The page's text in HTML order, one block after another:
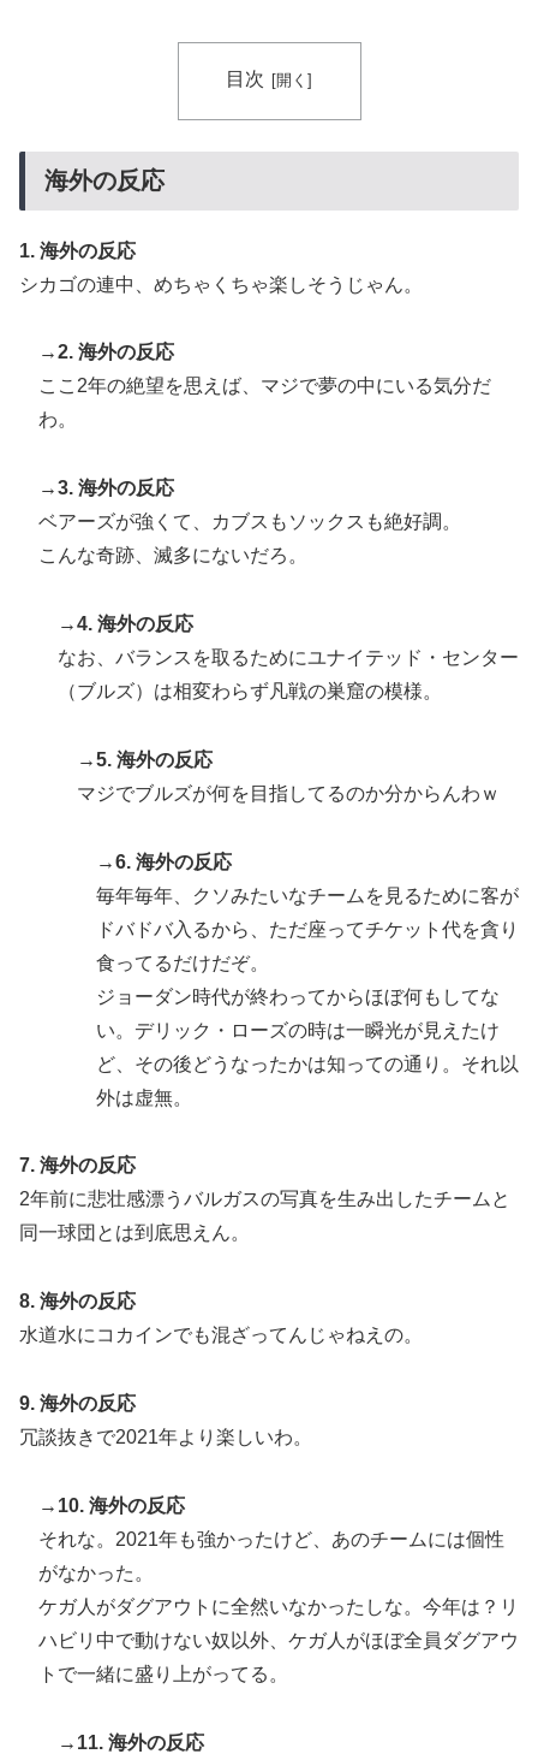
目次
海外の反応
1. 海外の反応
シカゴの連中、めちゃくちゃ楽しそうじゃん。
→2. 海外の反応
ここ2年の絶望を思えば、マジで夢の中にいる気分だ
わ。
→3. 海外の反応
ベアーズが強くて、カブスもソックスも絶好調。
こんな奇跡、滅多にないだろ。
→4. 海外の反応
なお、バランスを取るためにユナイテッド・センター
（ブルズ）は相変わらず凡戦の巣窟の模様。
→5. 海外の反応
マジでブルズが何を目指してるのか分からんわｗ
→6. 海外の反応
毎年毎年、クソみたいなチームを見るために客が
ドバドバ入るから、ただ座ってチケット代を貪り
食ってるだけだぞ。
ジョーダン時代が終わってからほぼ何もしてな
い。デリック・ローズの時は一瞬光が見えたけ
ど、その後どうなったかは知っての通り。それ以
外は虚無。
7. 海外の反応
2年前に悲壮感漂うバルガスの写真を生み出したチームと
同一球団とは到底思えん。
8. 海外の反応
水道水にコカインでも混ざってんじゃねえの。
9. 海外の反応
冗談抜きで2021年より楽しいわ。
→10. 海外の反応
それな。2021年も強かったけど、あのチームには個性
がなかった。
ケガ人がダグアウトに全然いなかったしな。今年は？リ
ハビリ中で動けない奴以外、ケガ人がほぼ全員ダグアウ
トで一緒に盛り上がってる。
→11. 海外の反応